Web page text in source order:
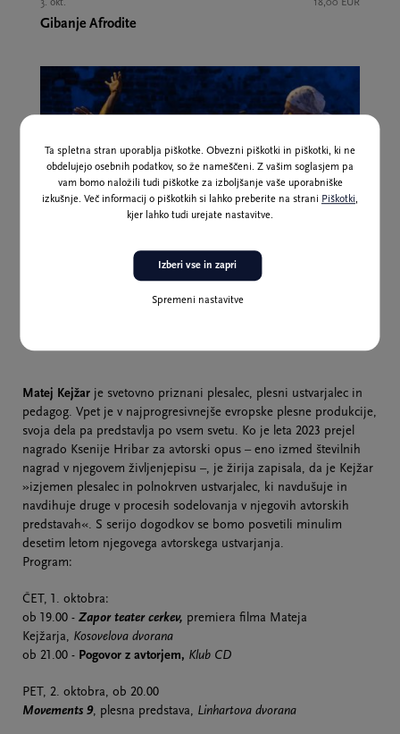
3. okt. 18,00 EUR
Gibanje Afrodite
Matej Kejžar je svetovno priznani plesalec, plesni ustvarjalec in
pedagog. Vpet je v najprogresivnejše evropske plesne produkcije,
svoja dela pa predstavlja po vsem svetu. Ko je leta 2023 prejel
nagrado Ksenije Hribar za avtorski opus – eno izmed številnih
nagrad v njegovem življenjepisu –, je žirija zapisala, da je Kejžar
»izjemen plesalec in polnokrven ustvarjalec, ki navdušuje in
navdihuje druge v procesih sodelovanja v njegovih avtorskih
predstavah«. S serijo dogodkov se bomo posvetili minulim
desetim letom njegovega avtorskega ustvarjanja.
Program:
ČET, 1. oktobra:
ob 19.00 - Zapor teater cerkev, premiera filma Mateja
Kejžarja, Kosovelova dvorana
ob 21.00 - Pogovor z avtorjem, Klub CD
PET, 2. oktobra, ob 20.00
Movements 9, plesna predstava, Linhartova dvorana
Ta spletna stran uporablja piškotke. Obvezni piškotki in piškotki, ki ne
obdelujejo osebnih podatkov, so že nameščeni. Z vašim soglasjem pa
vam bomo naložili tudi piškotke za izboljšanje vaše uporabniške
izkušnje. Več informacij o piškotkih si lahko preberite na strani Piškotki,
kjer lahko tudi urejate nastavitve.
Spremeni nastavitve
Izberi vse in zapri